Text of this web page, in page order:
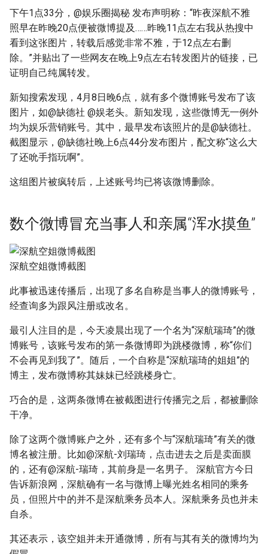
下午1点33分，@娱乐圈揭秘 发布声明称：“昨夜深航不雅
照早在昨晚20点便被微博提及……昨晚11点左右我从热搜中
看到这张图片，转载后感觉非常不雅，于12点左右删
除。”并贴出了一些网友在晚上9点左右转发图片的链接，已
证明自己纯属转发。
新知搜索发现，4月8日晚6点，就有多个微博账号发布了该
图片，如@缺德社 @娱老头。新知发现，这些微博无一例外
均为娱乐营销账号。其中，最早发布该照片的是@缺德社。
截图显示，@缺德社晚上6点44分发布图片，配文称“这么大
了还吮手指玩啊”。
这组图片被疯转后，上述账号均已将该微博删除。
数个微博冒充当事人和亲属“浑水摸鱼”
深航空姐微博截图
此事被迅速传播后，出现了多名自称是当事人的微博账号，
经查询多为跟风注册或改名。
最引人注目的是，今天凌晨出现了一个名为“深航瑞琦”的微
博账号，该账号发布的第一条微博即为跳楼微博，称“你们
不会再见到我了”。随后，一个自称是“深航瑞琦的姐姐”的
博主，发布微博称其妹妹已经跳楼身亡。
巧合的是，这两条微博在被截图进行传播完之后，都被删除
干净。
除了这两个微博账户之外，还有多个与“深航瑞琦”有关的微
博名被注册。比如@深航-刘瑞琦，点击进去之后是卖面膜
的，还有@深航-瑞琦，其前身是一名男子。 深航官方今日
告诉新浪网，深航确有一名与微博上曝光姓名相同的乘务
员，但照片中的并不是深航乘务员本人。深航乘务员也并未
自杀。
其还表示，该空姐并未开通微博，所有与其有关的微博均为